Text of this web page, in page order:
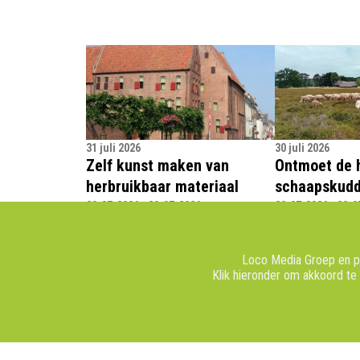
31 juli 2026
Zelf kunst maken van
herbruikbaar materiaal
29-07-2026 - 29-07-2026
voetsporen treden van kunstenaar
30 juli 2026
Ontmoet de
29-07-2026 - 29-
bezoekers bij de
Heerde en Epe
terugkeert van
Loco Media Groep en
Klik hieronder om akkoord